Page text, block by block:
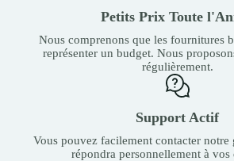
Petits Prix Toute
Nous comprenons que les fournitures
représenter un budget. Nous
régulièrement.
Support Actif
Vous pouvez facilement contacter notre
répondra personnellement à vos